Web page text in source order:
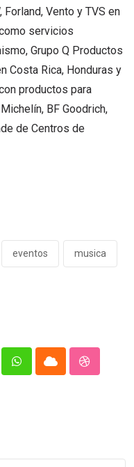
Forland, Vento y TVS en
servicios
Grupo Q Productos
Costa Rica, Honduras y
productos para
BF Goodrich,
de Centros de
eventos musica
WhatsappCloud